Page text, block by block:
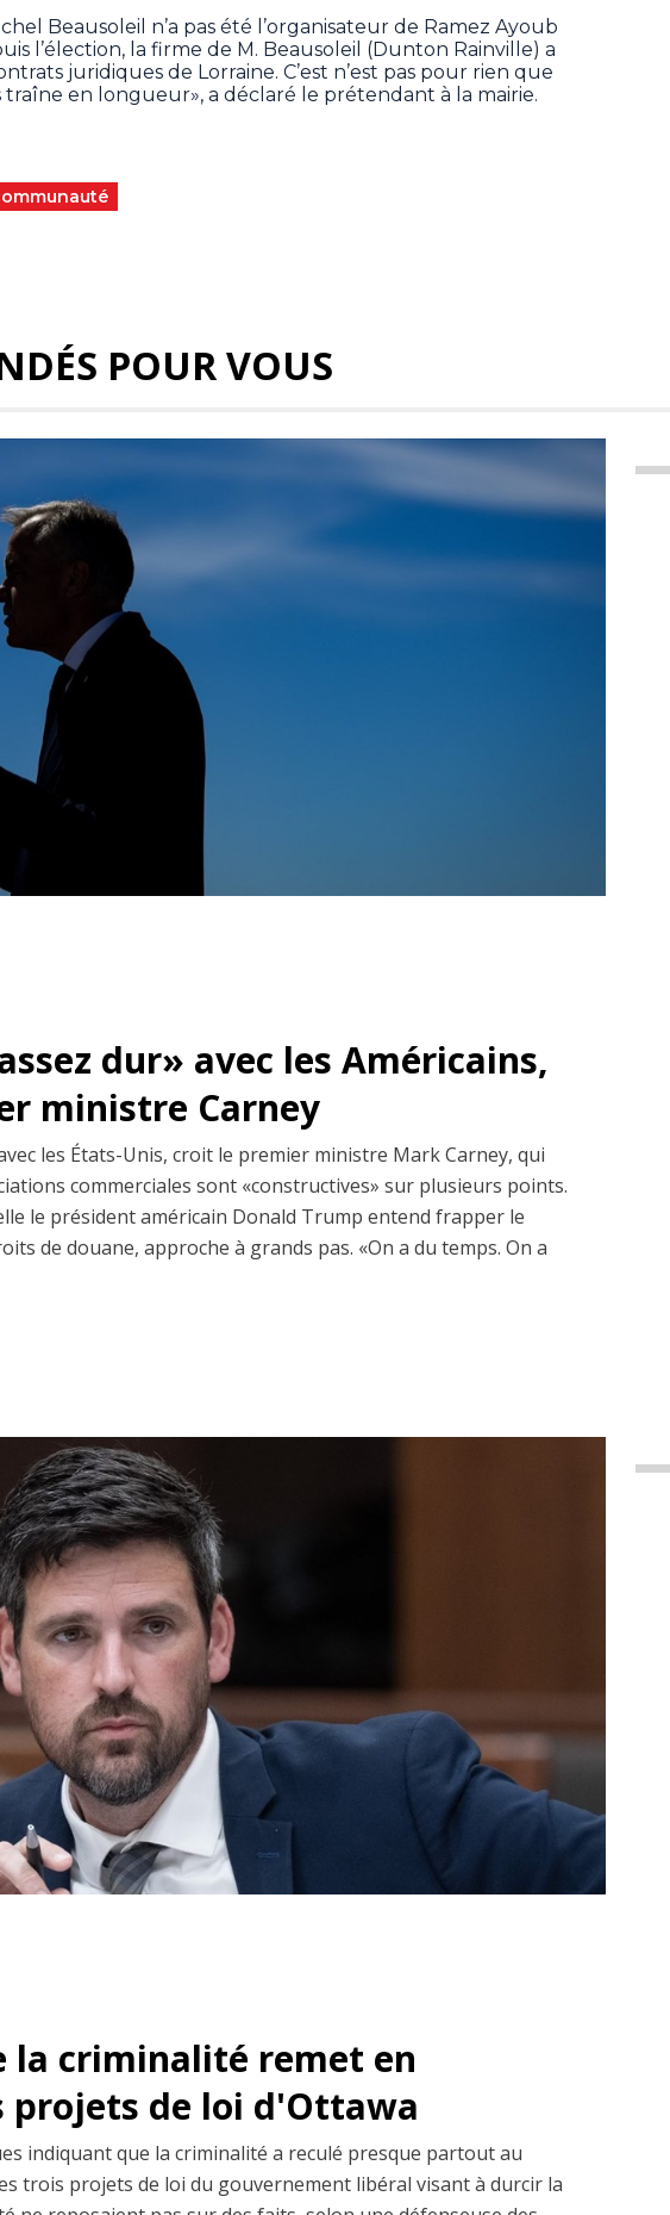
Beausoleil n’a pas été l’organisateur de Ramez Ayoub
l’élection, la firme de M. Beausoleil (Dunton Rainville) a
juridiques de Lorraine. C’est n’est pas pour rien que
traîne en longueur», a déclaré le prétendant à la mairie.
POUR VOUS
dur» avec les Américains,
ministre Carney
les États-Unis, croit le premier ministre Mark Carney, qui
commerciales sont «constructives» sur plusieurs points.
le président américain Donald Trump entend frapper le
de douane, approche à grands pas. «On a du temps. On a
la criminalité remet en
projets de loi d'Ottawa
indiquant que la criminalité a reculé presque partout au
trois projets de loi du gouvernement libéral visant à durcir la